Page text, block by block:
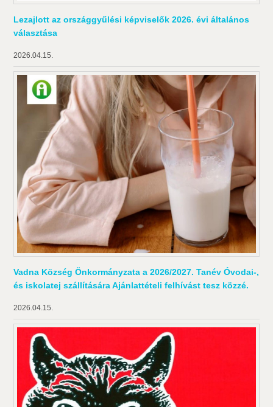
Lezajlott az országgyűlési képviselők 2026. évi általános
választása
2026.04.15.
Vadna Község Önkormányzata a 2026/2027. Tanév Óvodai-,
és iskolatej szállítására Ajánlattételi felhívást tesz közzé.
2026.04.15.